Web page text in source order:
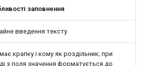
заповнення
введення тексту
крапку і кому як роздільник; при
з поля значення форматується до